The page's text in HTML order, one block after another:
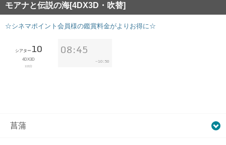
モアナと伝説の海[4DX3D・吹替]
☆シネマポイント会員様の鑑賞料金がよりお得に☆
シアター10
4DX3D
115分
08:45
~10:50
菖蒲